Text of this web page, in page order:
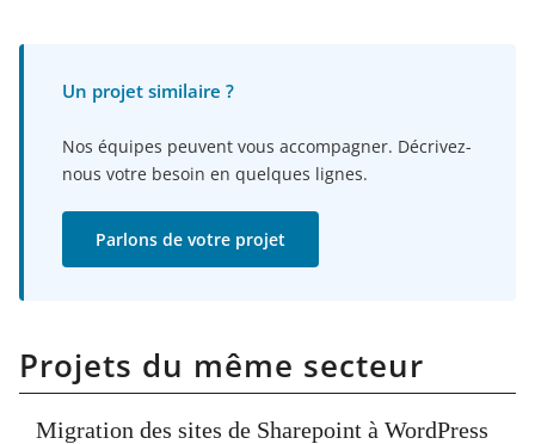
Un projet similaire ?
Nos équipes peuvent vous accompagner. Décrivez-
nous votre besoin en quelques lignes.
Parlons de votre projet
Projets du même secteur
Migration des sites de Sharepoint à WordPress